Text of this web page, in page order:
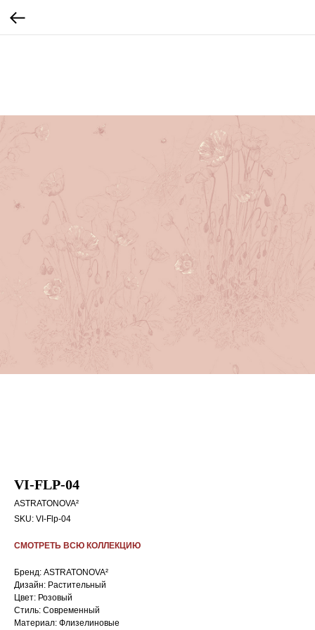
VI-FLP-04
ASTRATONOVA²
SKU: VI-Flp-04
СМОТРЕТЬ ВСЮ КОЛЛЕКЦИЮ
Бренд: ASTRATONOVA²
Дизайн: Растительный
Цвет: Розовый
Стиль: Cовременный
Материал: Флизелиновые